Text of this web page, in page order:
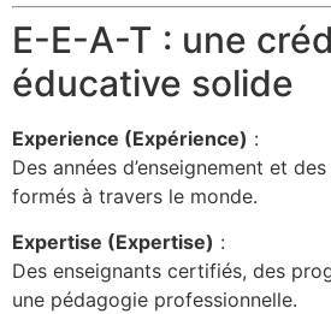
E-E-A-T : une
éducative solide
Experience (Expérience) :
Des années d’enseignement et
formés à travers le monde.
Expertise (Expertise) :
Des enseignants certifiés, des
une pédagogie professionnelle.